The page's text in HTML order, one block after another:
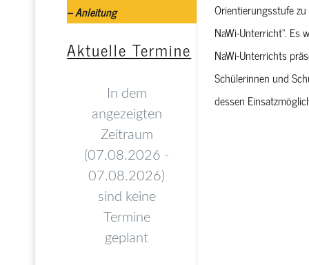
– Anleitung
Aktuelle Termine
Orientierungsstufe
NaWi-Unterricht“. Es
NaWi-Unterrichts
Schülerinnen und
dessen